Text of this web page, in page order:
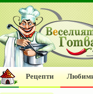
Рецепти